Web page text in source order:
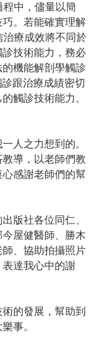
中，儘量以簡
。若能確實理解
療成效將不同於
技術能力，務必
機能解剖學觸診
跟治療成績密切
觸診技術能力。
人之力想到的。
導，以老師們教
感謝老師們的幫
版社各位同仁、
屋健醫師、勝木
、協助拍攝照片
達我心中的謝
的發展，幫助到
事。